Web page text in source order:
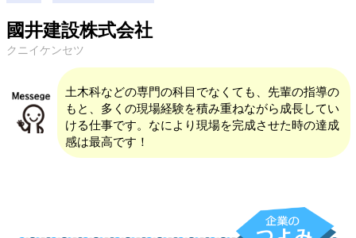
國井建設株式会社
クニイケンセツ
土木科などの専門の科目でなくても、先輩の指導の
もと、多くの現場経験を積み重ねながら成長してい
ける仕事です。なにより現場を完成させた時の達成
感は最高です！